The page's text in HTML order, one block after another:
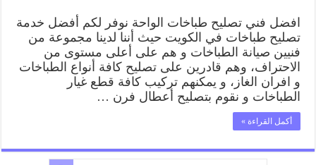
افضل فني تصليح طباخات الواحة نوفر لكم أفضل خدمة
تصليح طباخات في الكويت حيث أننا لدينا مجموعة من
فنيين صيانة الطباخات و هم على أعلى مستوى من
الاحتراف، وهم قادرين على تصليح كافة أنواع الطباخات
و افران الغاز، و يمكنهم تركيب كافة قطع غيار
الطباخات و نقوم بتصليح أعطال فرن …
أكمل القراءة »